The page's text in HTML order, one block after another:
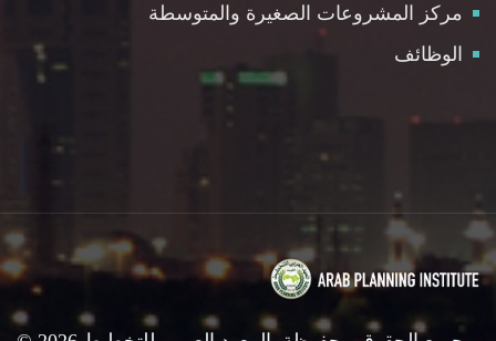
مركز المشروعات الصغيرة والمتوسطة
الوظائف